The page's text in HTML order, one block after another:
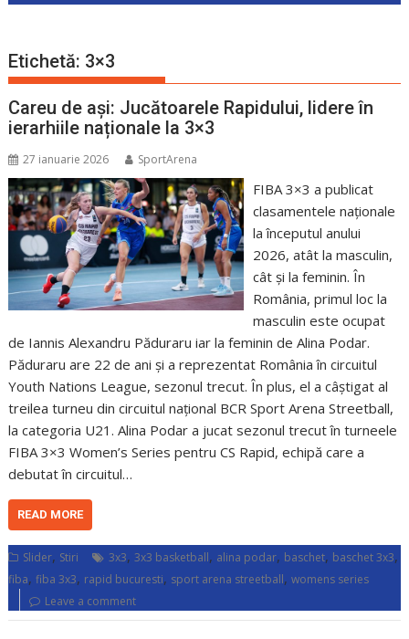
Etichetă: 3×3
Careu de ași: Jucătoarele Rapidului, lidere în
ierarhiile naționale la 3×3
27 ianuarie 2026 SportArena
FIBA 3×3 a publicat
clasamentele naționale
la începutul anului
2026, atât la masculin,
cât și la feminin. În
România, primul loc la
masculin este ocupat
de Iannis Alexandru Păduraru iar la feminin de Alina Podar.
Păduraru are 22 de ani și a reprezentat România în circuitul
Youth Nations League, sezonul trecut. În plus, el a câștigat al
treilea turneu din circuitul național BCR Sport Arena Streetball,
la categoria U21. Alina Podar a jucat sezonul trecut în turneele
FIBA 3×3 Women’s Series pentru CS Rapid, echipă care a
debutat în circuitul…
READ MORE
Slider, Stiri 3x3, 3x3 basketball, alina podar, baschet, baschet 3x3,
fiba,fiba 3x3, rapid bucuresti, sport arena streetball,womens series
Leave a comment